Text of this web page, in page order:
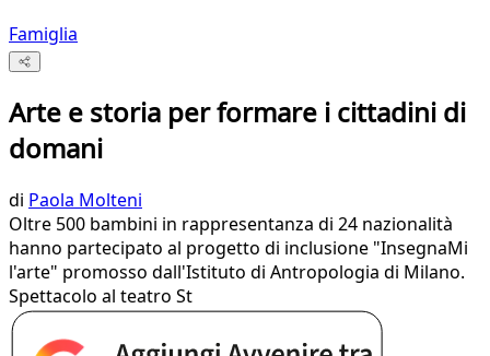
Famiglia
Arte e storia per formare i cittadini di
domani
di Paola Molteni
Oltre 500 bambini in rappresentanza di 24 nazionalità
hanno partecipato al progetto di inclusione "InsegnaMi
l'arte" promosso dall'Istituto di Antropologia di Milano.
Spettacolo al teatro St